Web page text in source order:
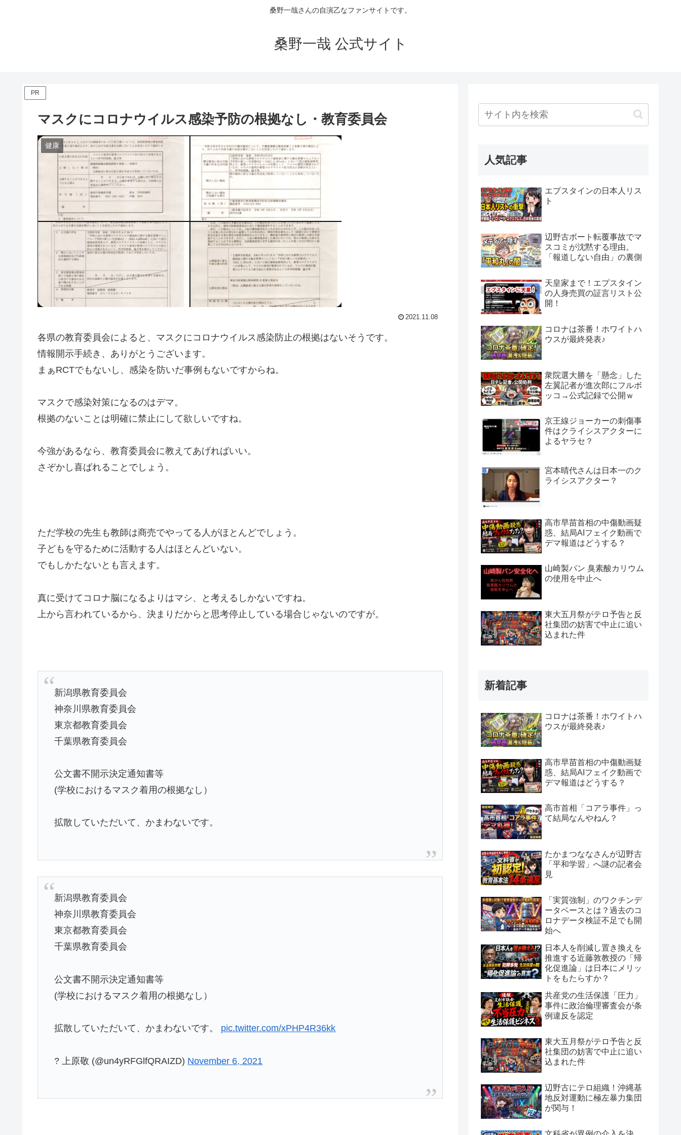
桑野一哉さんの自演乙なファンサイトです。
桑野一哉 公式サイト
PR
マスクにコロナウイルス感染予防の根拠なし・教育委員会
健康
2021.11.08
各県の教育委員会によると、マスクにコロナウイルス感染防止の根拠はないそうです。
情報開示手続き、ありがとうございます。
まぁRCTでもないし、感染を防いだ事例もないですからね。
マスクで感染対策になるのはデマ。
根拠のないことは明確に禁止にして欲しいですね。
今強があるなら、教育委員会に教えてあげればいい。
さぞかし喜ばれることでしょう。
ただ学校の先生も教師は商売でやってる人がほとんどでしょう。
子どもを守るために活動する人はほとんどいない。
でもしかたないとも言えます。
真に受けてコロナ脳になるよりはマシ、と考えるしかないですね。
上から言われているから、決まりだからと思考停止している場合じゃないのですが。
新潟県教育委員会
神奈川県教育委員会
東京都教育委員会
千葉県教育委員会
公文書不開示決定通知書等
(学校におけるマスク着用の根拠なし）
拡散していただいて、かまわないです。
新潟県教育委員会
神奈川県教育委員会
東京都教育委員会
千葉県教育委員会
公文書不開示決定通知書等
(学校におけるマスク着用の根拠なし）
拡散していただいて、かまわないです。 pic.twitter.com/xPHP4R36kk
? 上原敬 (@un4yRFGlfQRAIZD) November 6, 2021
人気記事
エプスタインの日本人リス
ト
辺野古ボート転覆事故でマ
スコミが沈黙する理由。
「報道しない自由」の裏側
天皇家まで！エプスタイン
の人身売買の証言リスト公
開！
コロナは茶番！ホワイトハ
ウスが最終発表♪
衆院選大勝を「懸念」した
左翼記者が進次郎にフルボ
ッコ→公式記録で公開ｗ
京王線ジョーカーの刺傷事
件はクライシスアクターに
よるヤラセ？
宮本晴代さんは日本一のク
ライシスアクター？
高市早苗首相の中傷動画疑
惑、結局AIフェイク動画で
デマ報道はどうする？
山崎製パン 臭素酸カリウム
の使用を中止へ
東大五月祭がテロ予告と反
社集団の妨害で中止に追い
込まれた件
新着記事
コロナは茶番！ホワイトハ
ウスが最終発表♪
高市早苗首相の中傷動画疑
惑、結局AIフェイク動画で
デマ報道はどうする？
高市首相「コアラ事件」っ
て結局なんやねん？
たかまつななさんが辺野古
「平和学習」へ謎の記者会
見
「実質強制」のワクチンデ
ータベースとは？過去のコ
ロナデータ検証不足でも開
始へ
日本人を削減し置き換えを
推進する近藤敦教授の「帰
化促進論」は日本にメリッ
トをもたらすか？
共産党の生活保護「圧力」
事件に政治倫理審査会が条
例違反を認定
東大五月祭がテロ予告と反
社集団の妨害で中止に追い
込まれた件
辺野古にテロ組織！沖縄基
地反対運動に極左暴力集団
が関与！